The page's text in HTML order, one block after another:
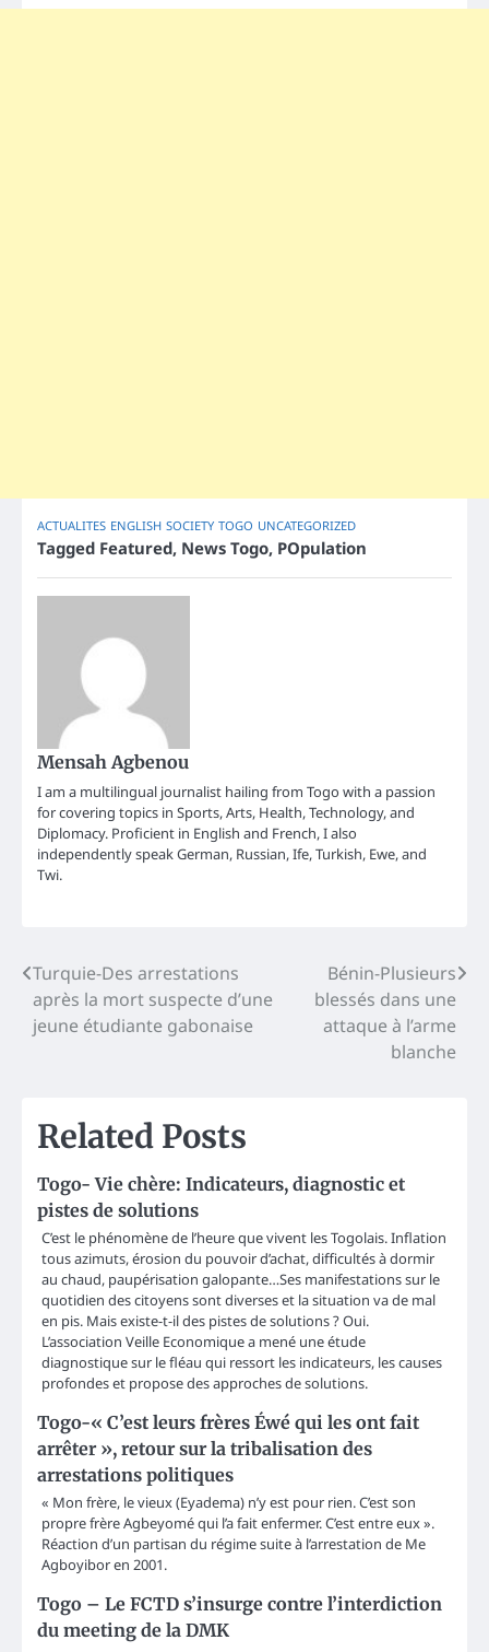
ACTUALITES ENGLISH SOCIETY TOGO UNCATEGORIZED
Tagged Featured, News Togo, POpulation
Mensah Agbenou
I am a multilingual journalist hailing from Togo with a passion
for covering topics in Sports, Arts, Health, Technology, and
Diplomacy. Proficient in English and French, I also
independently speak German, Russian, Ife, Turkish, Ewe, and
Twi.
Post
navigation
Turquie-Des arrestations
après la mort suspecte d’une
jeune étudiante gabonaise
Bénin-Plusieurs
blessés dans une
attaque à l’arme
blanche
Related Posts
Togo- Vie chère: Indicateurs, diagnostic et
pistes de solutions
C’est le phénomène de l’heure que vivent les Togolais. Inflation
tous azimuts, érosion du pouvoir d’achat, difficultés à dormir
au chaud, paupérisation galopante…Ses manifestations sur le
quotidien des citoyens sont diverses et la situation va de mal
en pis. Mais existe-t-il des pistes de solutions ? Oui.
L’association Veille Economique a mené une étude
diagnostique sur le fléau qui ressort les indicateurs, les causes
profondes et propose des approches de solutions.
Togo-« C’est leurs frères Éwé qui les ont fait
arrêter », retour sur la tribalisation des
arrestations politiques
« Mon frère, le vieux (Eyadema) n’y est pour rien. C’est son
propre frère Agbeyomé qui l’a fait enfermer. C’est entre eux ».
Réaction d’un partisan du régime suite à l’arrestation de Me
Agboyibor en 2001.
Togo – Le FCTD s’insurge contre l’interdiction
du meeting de la DMK